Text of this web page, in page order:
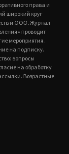
права и
широкий круг
и ООО. Журнал
проводит
мероприятия.
на подписку.
вопросы
на обработку
Возрастные